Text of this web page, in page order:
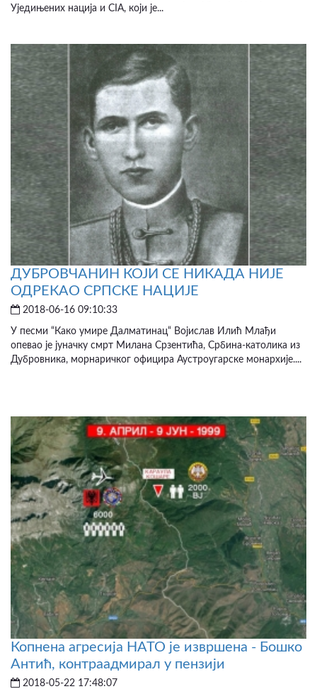
Уједињених нација и CIA, који је...
ДУБРОВЧАНИН КОЈИ СЕ НИКАДА НИЈЕ
ОДРЕКАО СРПСКЕ НАЦИЈЕ
2018-06-16 09:10:33
У песми “Како умире Далматинац“ Војислав Илић Млађи
опевао је јуначку смрт Милана Срзентића, Србина-католика из
Дубровника, морнаричког официра Аустроугарске монархије....
Копнена агресија НАТО је извршена - Бошко
Антић, контраадмирал у пензији
2018-05-22 17:48:07